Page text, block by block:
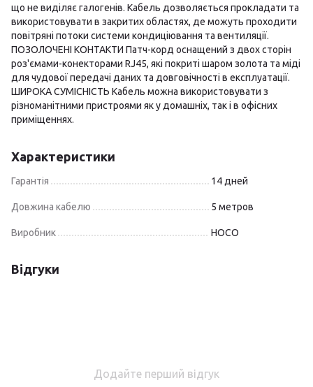
що не виділяє галогенів. Кабель дозволяється прокладати та
використовувати в закритих областях, де можуть проходити
повітряні потоки системи кондиціювання та вентиляції.
ПОЗОЛОЧЕНІ КОНТАКТИ Патч-корд оснащений з двох сторін
роз'ємами-конекторами RJ45, які покриті шаром золота та міді
для чудової передачі даних та довговічності в експлуатації.
ШИРОКА СУМІСНІСТЬ Кабель можна використовувати з
різноманітними пристроями як у домашніх, так і в офісних
приміщеннях.
Характеристики
Гарантія 14 дней
Довжина кабелю 5 метров
Виробник HOCO
Відгуки
Додайте перший відгук